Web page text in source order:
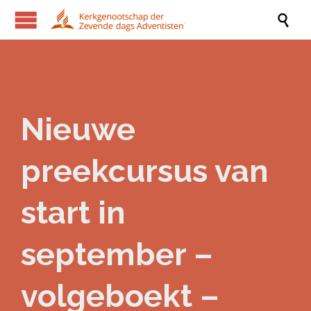

Nieuwe
preekcursus van
start in
september –
volgeboekt –